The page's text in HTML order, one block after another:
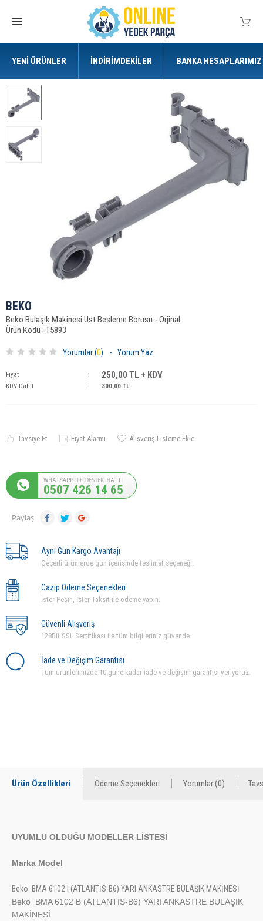
YENI ÜRÜNLER İNDIRIMDEKILER BANKA HESAPLARIMIZ
BEKO
Beko Bulaşık Makinesi Üst Besleme Borusu - Orjinal
Ürün Kodu : T5893
Yorumlar (0) - Yorum Yaz
Fiyat : 250,00 TL + KDV
KDV Dahil : 300,00 TL
Tavsiye Et Fiyat Alarmı Alışveriş Listeme Ekle
0507 426 14 65
Paylaş
Aynı Gün Kargo Avantajı
Geçerli ürünlerde gün içerisinde teslimat seçeneği.
Cazip Ödeme Seçenekleri
İster Peşin, İster Taksit ile ödeme yapın.
Güvenli Alışveriş
128Bit SSL Sertifikası ile tüm bilgileriniz güvende.
İade ve Değişim Garantisi
Tüm ürünlerimizde 10 güne kadar iade ve değişim garantisi veriyoruz.
Ürün Özellikleri Ödeme Seçenekleri Yorumlar (0)
UYUMLU OLDUĞU MODELLER LİSTESİ
Marka Model
Beko BMA 6102 I (ATLANTİS-B6) YARI ANKASTRE BULAŞIK MAKİNESİ
Beko
BMA 6102 B (ATLANTİS-B6) YARI ANKASTRE BULAŞIK
MAKİNESİ